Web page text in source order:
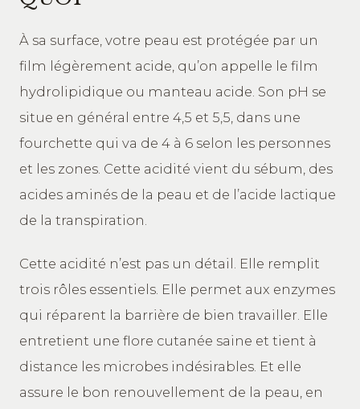
À sa surface, votre peau est protégée par un
film légèrement acide, qu’on appelle le film
hydrolipidique ou manteau acide. Son pH se
situe en général entre 4,5 et 5,5, dans une
fourchette qui va de 4 à 6 selon les personnes
et les zones. Cette acidité vient du sébum, des
acides aminés de la peau et de l’acide lactique
de la transpiration.
Cette acidité n’est pas un détail. Elle remplit
trois rôles essentiels. Elle permet aux enzymes
qui réparent la barrière de bien travailler. Elle
entretient une flore cutanée saine et tient à
distance les microbes indésirables. Et elle
assure le bon renouvellement de la peau, en